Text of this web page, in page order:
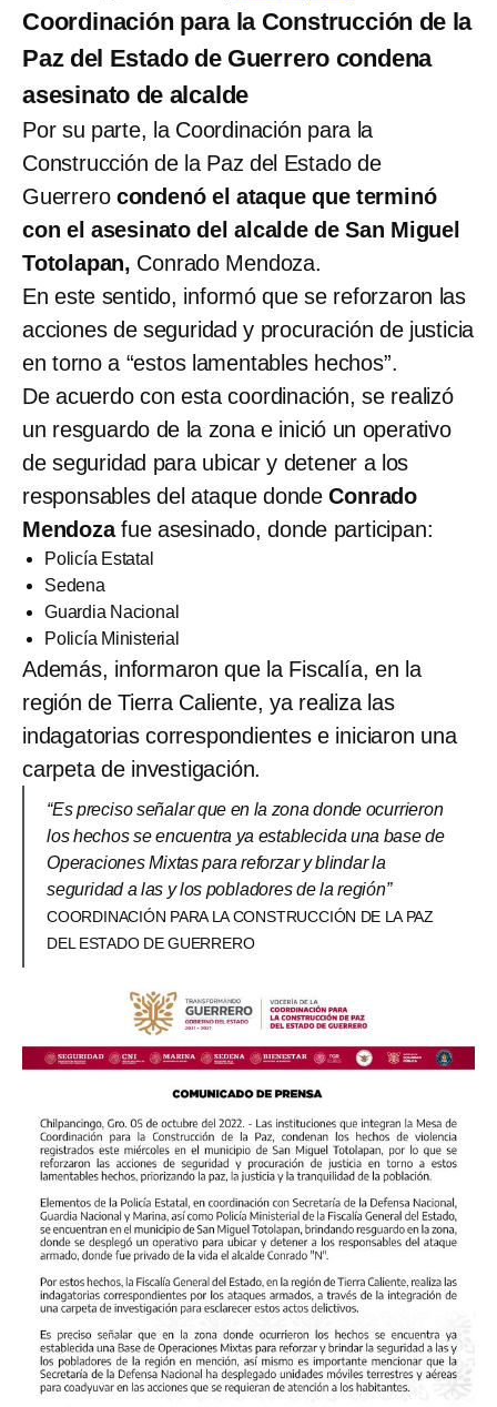
Coordinación para la Construcción de la
Paz del Estado de Guerrero condena
asesinato de alcalde
Por su parte, la Coordinación para la
Construcción de la Paz del Estado de
Guerrero condenó el ataque que terminó
con el asesinato del alcalde de San Miguel
Totolapan, Conrado Mendoza.
En este sentido, informó que se reforzaron las
acciones de seguridad y procuración de justicia
en torno a “estos lamentables hechos”.
De acuerdo con esta coordinación, se realizó
un resguardo de la zona e inició un operativo
de seguridad para ubicar y detener a los
responsables del ataque dondeConrado
Mendozafue asesinado, donde participan:
Policía Estatal
Sedena
Guardia Nacional
Policía Ministerial
Además, informaron que la Fiscalía, en la
región de Tierra Caliente, ya realiza las
indagatorias correspondientes e iniciaron una
carpeta de investigación.
“Es preciso señalar que en la zona donde ocurrieron
los hechos se encuentra ya establecida una base de
Operaciones Mixtas para reforzar y blindar la
seguridad a las y los pobladores de la región”
COORDINACIÓN PARA LA CONSTRUCCIÓN DE LA PAZ
DEL ESTADO DE GUERRERO